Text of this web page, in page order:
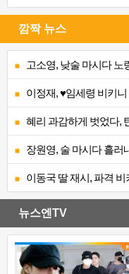
깜짝 뉴스
고소영, 낮술 마시다 노
이정재, ♥임세령 비키
혜리 과감하게 벗었다,
장원영, 술 마시다 흘
이동국 딸 재시, 파격
뉴스엔TV